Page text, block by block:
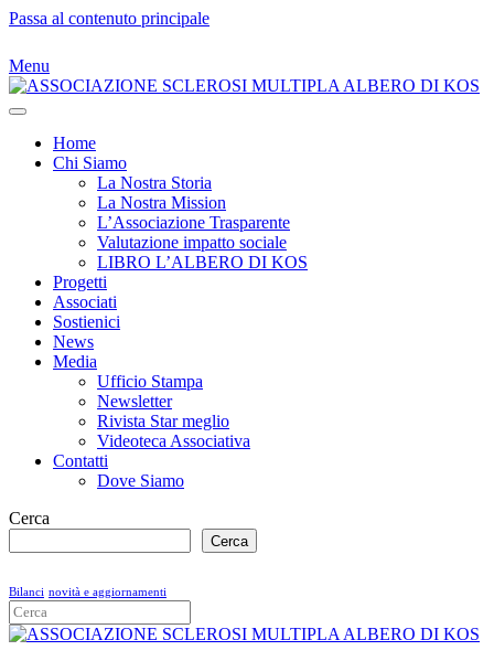
Passa al contenuto principale
Menu
Home
Chi Siamo
La Nostra Storia
La Nostra Mission
L’Associazione Trasparente
Valutazione impatto sociale
LIBRO L’ALBERO DI KOS
Progetti
Associati
Sostienici
News
Media
Ufficio Stampa
Newsletter
Rivista Star meglio
Videoteca Associativa
Contatti
Dove Siamo
Cerca
Cerca
Bilanci novità e aggiornamenti